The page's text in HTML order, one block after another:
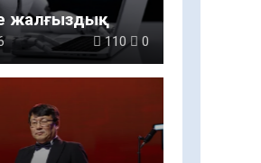
жалғыздық
110 0